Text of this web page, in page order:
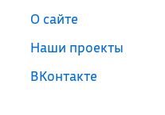
О сайте
Наши проекты
ВКонтакте